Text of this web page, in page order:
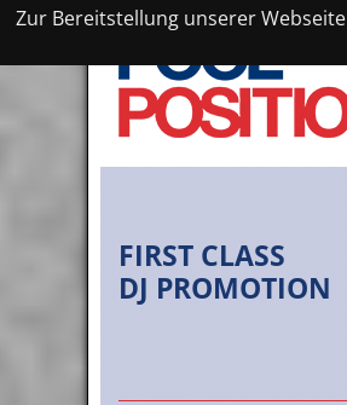
Zur Bereitstellung unserer
FIRST CLASS
DJ PROMOTION